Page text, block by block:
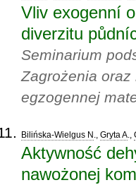
Vliv exogenní
diverzitu
Seminarium
Zagrożenia
egzogennej
Bilińska-Wielgus N ., Gryta A.,
Aktywność
nawożonej